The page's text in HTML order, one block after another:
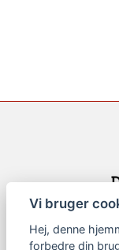
Vi bruger
Hej, denne
forbedre din